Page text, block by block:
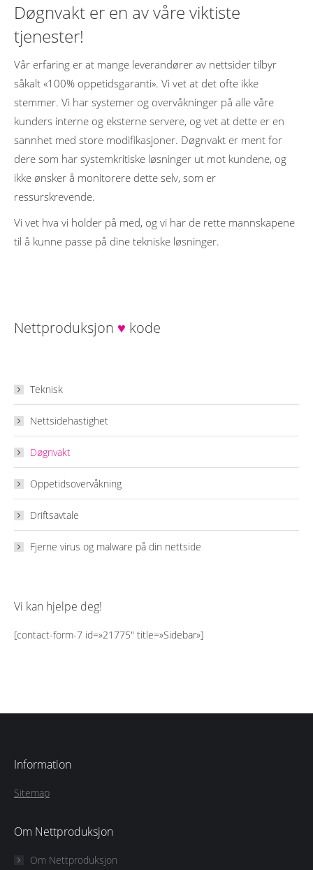
Døgnvakt er en av våre viktiste
tjenester!
Vår erfaring er at mange leverandører av nettsider tilbyr
såkalt «100% oppetidsgaranti». Vi vet at det ofte ikke
stemmer. Vi har systemer og overvåkninger på alle våre
kunders interne og eksterne servere, og vet at dette er en
sannhet med store modifikasjoner. Døgnvakt er ment for
dere som har systemkritiske løsninger ut mot kundene, og
ikke ønsker å monitorere dette selv, som er
ressurskrevende.
Vi vet hva vi holder på med, og vi har de rette mannskapene
til å kunne passe på dine tekniske løsninger.
Nettproduksjon ♥ kode
Teknisk
Nettsidehastighet
Døgnvakt
Oppetidsovervåkning
Driftsavtale
Fjerne virus og malware på din nettside
Vi kan hjelpe deg!
[contact-form-7 id=»21775″ title=»Sidebar»]
Information
Sitemap
Om Nettproduksjon
Om Nettproduksjon